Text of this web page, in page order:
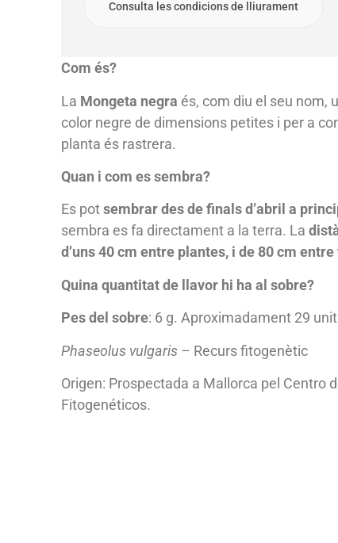
Consulta les condicions de lliurament
Com és?
La Mongeta negra és, com diu el seu nom,
color negre de dimensions petites i per a
planta és rastrera.
Quan i com es sembra?
Es potsembrar des de finals d’abril a
sembra es fa directament a la terra. La
d’uns 40 cm entre plantes, i de 80 cm
Quina quantitat de llavor hi ha al sobre?
Pes del sobre: 6 g. Aproximadament 29
Phaseolus vulgaris – Recurs fitogenètic
Origen: Prospectada a Mallorca pel Centro
Fitogenéticos.